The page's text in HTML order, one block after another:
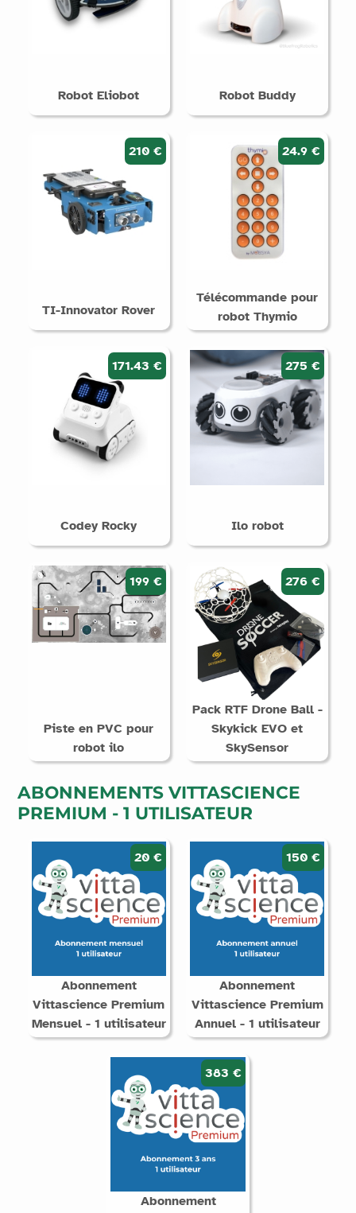
Robot Eliobot Robot Buddy
210 €
TI-Innovator Rover
24.9 €
Télécommande pour
robot Thymio
171.43 €
Codey Rocky
275 €
Ilo robot
199 €
Piste en PVC pour
robot ilo
276 €
Pack RTF Drone Ball -
Skykick EVO et
SkySensor
ABONNEMENTS VITTASCIENCE
PREMIUM - 1 UTILISATEUR
20 €
Abonnement
Vittascience Premium
Mensuel - 1 utilisateur
150 €
Abonnement
Vittascience Premium
Annuel - 1 utilisateur
383 €
Abonnement